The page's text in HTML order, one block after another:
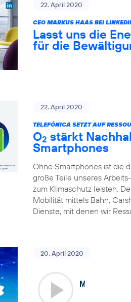
22. April 2020
CEO MARKUS HAAS BEI
Lasst uns die
für die
22. April 2020
TELEFÓNICA SETZT AUF
O2 stärkt
Smartphones
Ohne Smartphones ist die
große Teile unseres
zum Klimaschutz leisten.
Mobilität mittels Bahn,
Dienste, mit denen wir
20. April 2020